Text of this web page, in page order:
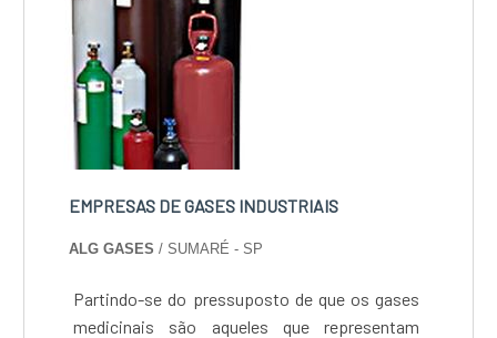
EMPRESAS DE GASES INDUSTRIAIS
ALG GASES/ SUMARÉ - SP
Partindo-se do pressuposto de que os gases
medicinais são aqueles que representam